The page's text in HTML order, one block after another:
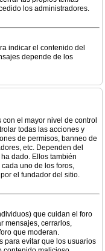
los administradores.
indicar el contenido del
depende de los
el mayor nivel de control
todas las acciones y
de permisos, banneo de
etc. Dependen del
dado. Ellos también
uno de los foros,
el fundador del sitio.
que cuidan el foro
mensajes, cerrarlos,
que moderan.
para evitar que los usuarios